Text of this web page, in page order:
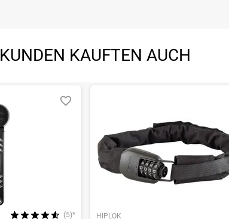
KUNDEN KAUFTEN AUCH
(5)* HIPLOK